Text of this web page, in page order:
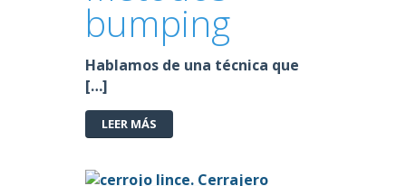
bumping
Hablamos de una técnica que
[…]
LEER MÁS